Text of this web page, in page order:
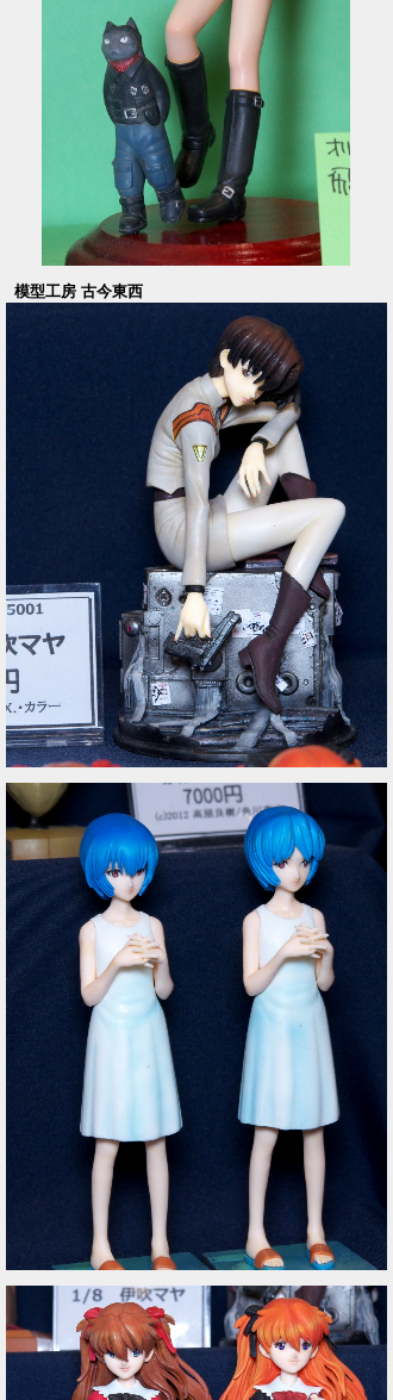
模型工房 古今東西